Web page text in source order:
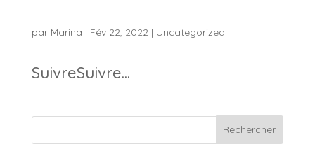
par Marina | Fév 22, 2022 | Uncategorized
SuivreSuivre...